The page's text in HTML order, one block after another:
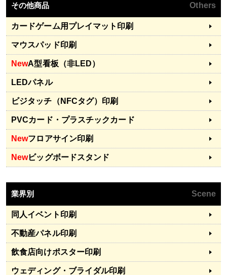
その他商品 Others
カードゲーム用プレイマット印刷
マウスパッド印刷
NewA型看板（非LED）
LEDパネル
ビジタッチ（NFCタグ）印刷
PVCカード・プラスチックカード
Newフロアサイン印刷
Newビッグボードスタンド
業界別 Scene
同人イベント印刷
不動産パネル印刷
飲食店向けポスター印刷
ウェディング・ブライダル印刷